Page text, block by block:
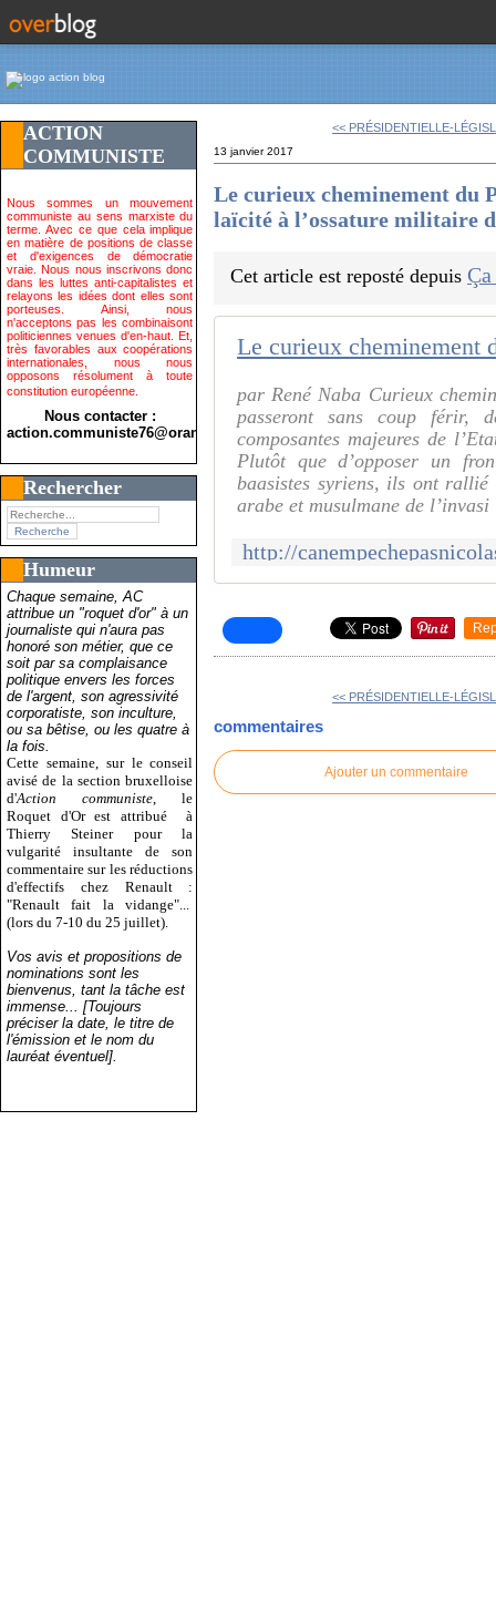
ACTION
COMMUNISTE
Nous sommes un mouvement
communiste au sens marxiste du
terme. Avec ce que cela implique
en matière de positions de classe
et d'exigences de démocratie
vraie. Nous nous inscrivons donc
dans les luttes anti-capitalistes et
relayons les idées dont elles sont
porteuses. Ainsi, nous
n'acceptons pas les combinaisont
politiciennes venues d'en-haut. Et,
très favorables aux coopérations
internationales, nous nous
opposons résolument à toute
constitution européenne.
Nous contacter :
action.communiste76@orange.fr>
Rechercher
Humeur
Chaque semaine, AC
attribue un "roquet d'or" à un
journaliste qui n'aura pas
honoré son métier, que ce
soit par sa complaisance
politique envers les forces
de l'argent, son agressivité
corporatiste, son inculture,
ou sa bêtise, ou les quatre à
la fois.
Cette semaine, sur le conseil
avisé de la section bruxelloise
d'Action communiste , le
Roquet d'Or est attribué
à
Thierry Steiner pour la
vulgarité insultante de son
commentaire sur les réductions
d'effectifs chez Renault :
"Renault fait la vidange"...
(lors du 7-10 du 25 juillet).
Vos avis et propositions de
nominations sont les
bienvenus, tant la tâche est
immense... [Toujours
préciser la date, le titre de
l'émission et le nom du
lauréat éventuel].
<< PRÉSIDENTIELLE-
13 janvier 2017
Le curieux cheminement du
laïcité à l’ossature militaire
Cet article est reposté depuis
par René Naba Curieux
passeront sans coup férir,
composantes majeures de
Plutôt que d’opposer un
baasistes syriens, ils ont
arabe et musulmane de l’invasi
<< PRÉSIDENTIELLE-
commentaires
Ajouter un commentaire